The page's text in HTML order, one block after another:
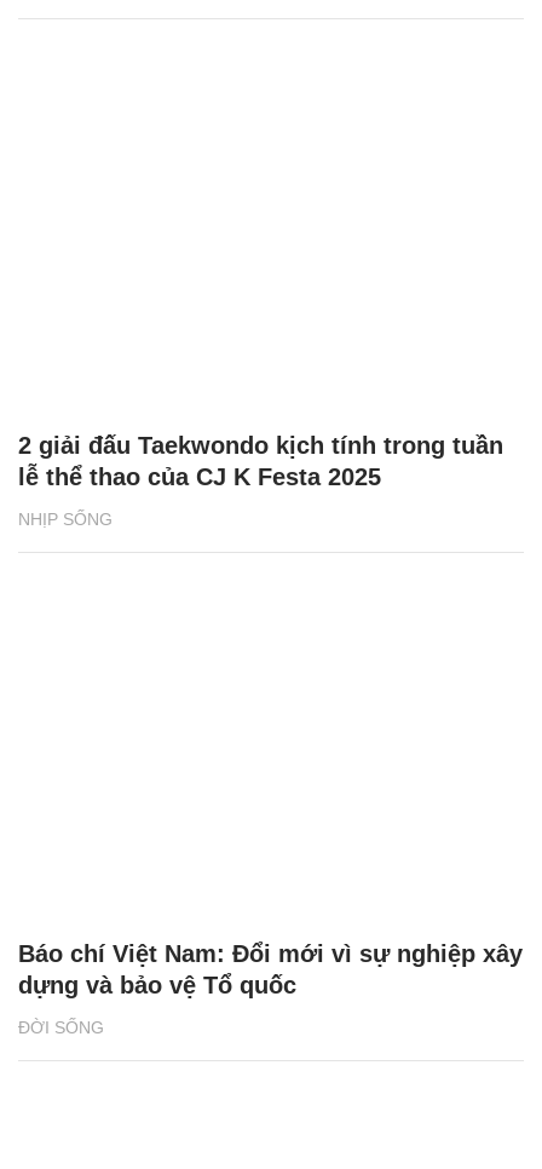
NHỊP SỐNG
2 giải đấu Taekwondo kịch tính trong tuần
lễ thể thao của CJ K Festa 2025
ĐỜI SỐNG
Báo chí Việt Nam: Đổi mới vì sự nghiệp xây
dựng và bảo vệ Tổ quốc